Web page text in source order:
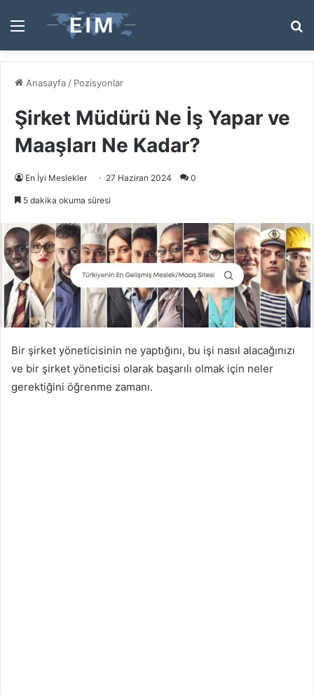
Menü
...
Anasayfa / Pozisyonlar
Şirket Müdürü Ne İş Yapar ve
Maaşları Ne Kadar?
En İyi Meslekler 27 Haziran 2024 0
5 dakika okuma süresi
Bir şirket yöneticisinin ne yaptığını, bu işi nasıl alacağınızı
ve bir şirket yöneticisi olarak başarılı olmak için neler
gerektiğini öğrenme zamanı.